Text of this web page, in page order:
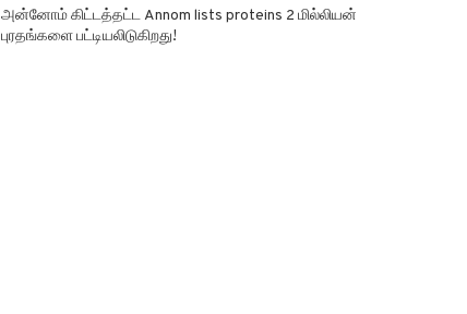
அன்னோம் கிட்டத்தட்ட Annom lists proteins 2 மில்லியன்
புரதங்களை பட்டியலிடுகிறது!